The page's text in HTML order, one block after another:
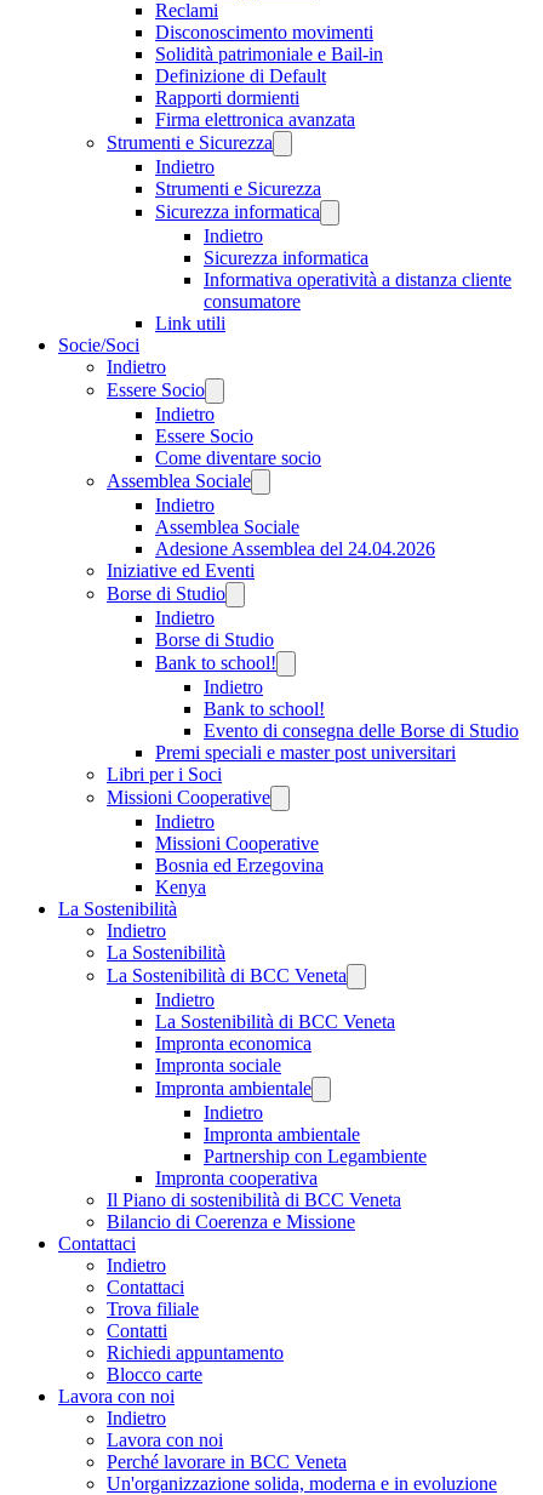
Reclami
Disconoscimento movimenti
Solidità patrimoniale e Bail-in
Definizione di Default
Rapporti dormienti
Firma elettronica avanzata
Strumenti e Sicurezza
Indietro
Strumenti e Sicurezza
Sicurezza informatica
Indietro
Sicurezza informatica
Informativa operatività a distanza cliente
consumatore
Link utili
Socie/Soci
Indietro
Essere Socio
Indietro
Essere Socio
Come diventare socio
Assemblea Sociale
Indietro
Assemblea Sociale
Adesione Assemblea del 24.04.2026
Iniziative ed Eventi
Borse di Studio
Indietro
Borse di Studio
Bank to school!
Indietro
Bank to school!
Evento di consegna delle Borse di Studio
Premi speciali e master post universitari
Libri per i Soci
Missioni Cooperative
Indietro
Missioni Cooperative
Bosnia ed Erzegovina
Kenya
La Sostenibilità
Indietro
La Sostenibilità
La Sostenibilità di BCC Veneta
Indietro
La Sostenibilità di BCC Veneta
Impronta economica
Impronta sociale
Impronta ambientale
Indietro
Impronta ambientale
Partnership con Legambiente
Impronta cooperativa
Il Piano di sostenibilità di BCC Veneta
Bilancio di Coerenza e Missione
Contattaci
Indietro
Contattaci
Trova filiale
Contatti
Richiedi appuntamento
Blocco carte
Lavora con noi
Indietro
Lavora con noi
Perché lavorare in BCC Veneta
Un'organizzazione solida, moderna e in evoluzione